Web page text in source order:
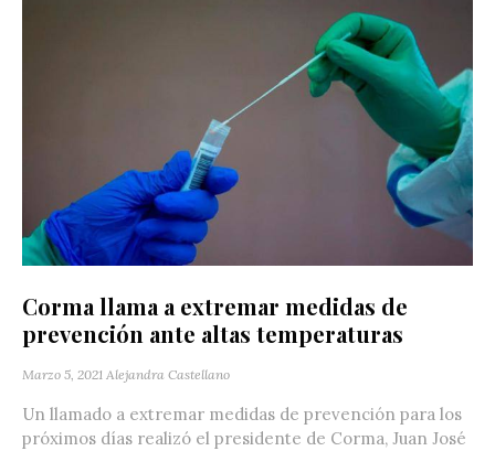
Corma llama a extremar medidas de
prevención ante altas temperaturas
Marzo 5, 2021 Alejandra Castellano
Un llamado a extremar medidas de prevención para los
próximos días realizó el presidente de Corma, Juan José